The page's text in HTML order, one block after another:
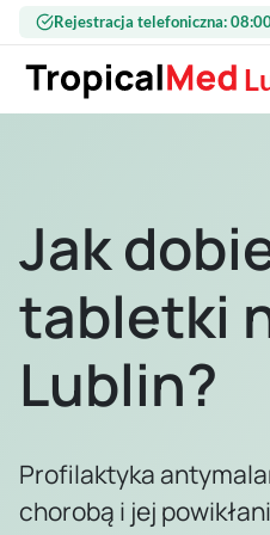
Przejdź do treści
Rejestracja telefoniczna:
Jak
tabletki
Lublin?
Profilaktyka
chorobą i jej